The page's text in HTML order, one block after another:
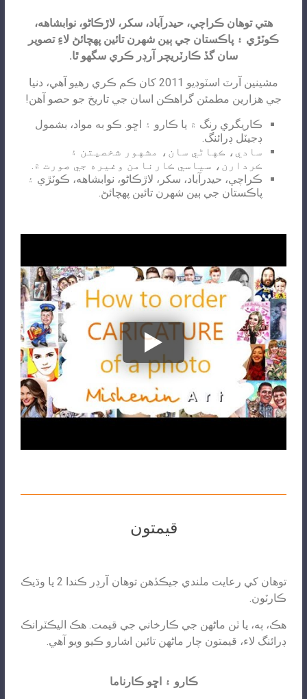
هتي توهان ڪراچي، حيدرآباد، سکر، لاڙڪاڻو، نوابشاهه،
ڪوٽڙي ۽ پاڪستان جي ٻين شهرن تائين پهچائڻ لاءِ تصوير
سان گڏ ڪارٽريچر آرڊر ڪري سگهو ٿا.
مشينين آرٽ اسٽوڊيو 2011 کان ڪم ڪري رهيو آهي، دنيا
جي هزارين مطمئن گراهڪن اسان جي تاريخ جو حصو آهن!
ڪاريگري رنگ ۾ يا ڪارو ۽ اڇو. ڪو به مواد، بشمول
ڊجيٽل ڊرائنگ.
سادي، ڪهاڻي سان، مشهور شخصيتن ۽
ڪردارن، سياسي ڪارنامن وغيره جي صورت ۾.
ڪراچي، حيدرآباد، سکر، لاڙڪاڻو، نوابشاهه، ڪوٽڙي ۽
پاڪستان جي ٻين شهرن تائين پهچائڻ.
قيمتون
توھان کي رعايت ملندي جيڪڏھن توھان آرڊر ڪندا 2 يا وڌيڪ
ڪارٽون.
هڪ، ٻه، يا ٽن ماڻهن جي ڪارخاني جي قيمت. هڪ اليڪٽرانڪ
ڊرائنگ لاء، قيمتون چار ماڻهن تائين اشارو ڪيو ويو آهي.
ڪارو ۽ اڇو ڪارناما